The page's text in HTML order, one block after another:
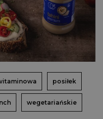
posiłek
wegetariańskie